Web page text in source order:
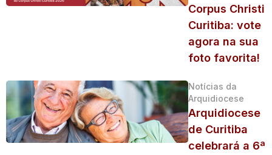
Corpus Christi
Curitiba: vote
agora na sua
foto favorita!
Notícias da
Arquidiocese
Arquidiocese
de Curitiba
celebrará a 6ª